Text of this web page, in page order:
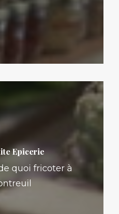
Epicerie
quoi fricoter à